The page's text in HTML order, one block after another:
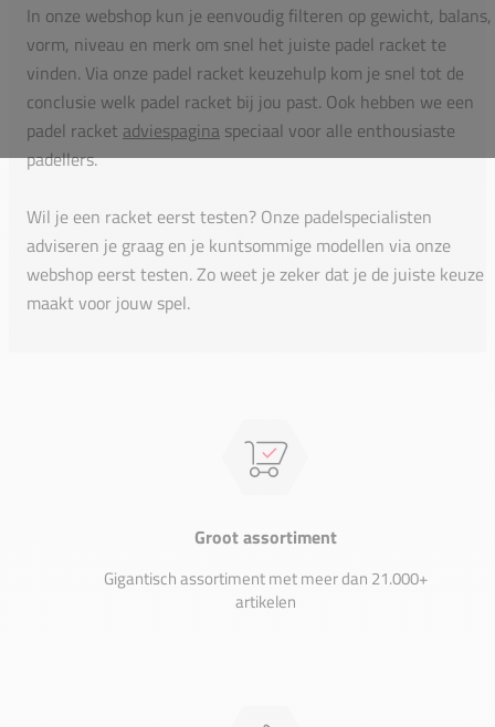
In onze webshop kun je eenvoudig filteren op gewicht, balans,
vorm, niveau en merk om snel het juiste padel racket te
vinden. Via onze padel racket keuzehulp kom je snel tot de
conclusie welk padel racket bij jou past. Ook hebben we een
padel racket adviespagina speciaal voor alle enthousiaste
padellers.
Wil je een racket eerst testen? Onze padelspecialisten
adviseren je graag en je kuntsommige modellen via onze
webshop eerst testen. Zo weet je zeker dat je de juiste keuze
maakt voor jouw spel.
Groot assortiment
Gigantisch assortiment met meer dan 21.000+
artikelen